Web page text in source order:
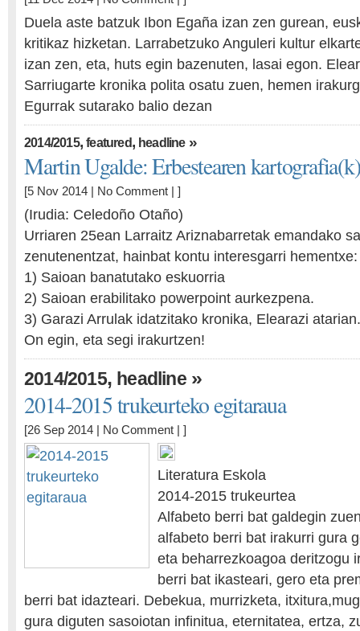
Duela aste batzuk Ibon Egaña izan zen gurean,
kritikaz hizketan. Larrabetzuko Anguleri kultur
izan zen, eta, huts egin bazenuten, lasai egon.
Sarriugarte kronika polita osatu zuen, hemen
Egurrak sutarako balio dezan
2014/2015,featured, headline»
Martin Ugalde: Erbestearen
[5 Nov 2014 | No Comment | ]
(Irudia: Celedoño Otaño)
Urriaren 25ean Larraitz Ariznabarretak emandako
zenutenentzat, hainbat kontu interesgarri hementxe:
1) Saioan banatutako eskuorria
2) Saioan erabilitako powerpoint aurkezpena.
3) Garazi Arrulak idatzitako kronika, Elearazi atarian.
On egin, eta segi irakurtzen!
2014/2015, headline»
2014-2015 trukeurteko egitaraua
[26 Sep 2014 | No Comment | ]
Literatura Eskola
2014-2015 trukeurtea
Alfabeto berri bat galdegin
alfabeto berri bat irakurri gura
eta beharrezkoagoa deritzogu
berri bat ikasteari, gero eta
berri bat idazteari. Debekua, murrizketa,
gura diguten sasoiotan infinitua, eternitatea, ertza,